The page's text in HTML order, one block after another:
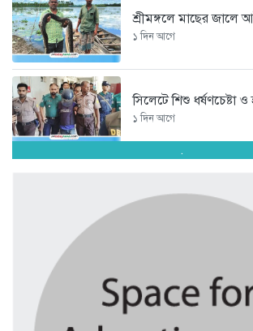
শ্রীমঙ্গলে মাছের জালে
১ দিন আগে
সিলেটে শিশু ধর্ষণচেষ্টা
১ দিন আগে
১ দিন আগে
.